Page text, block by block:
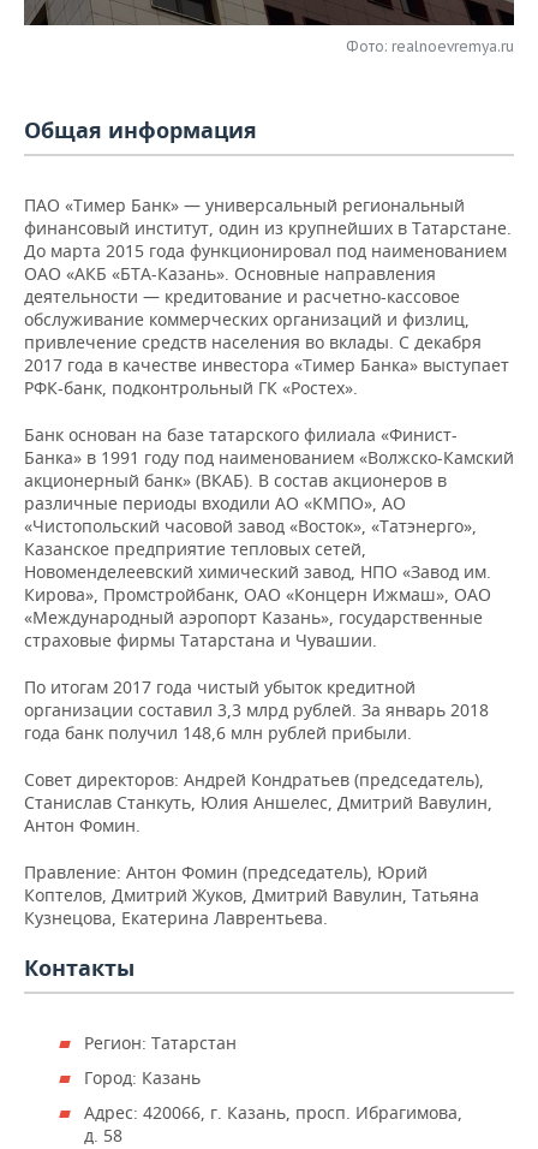
НЕФТЕХИМИЯ
ОПК
УСЛУГИ
МЕДИА
ТЕЛЕКОММУНИКАЦИИ
ВЫЕЗДНАЯ РЕДАКЦИЯ
БИЗНЕС-БРАНЧИ
ONLINE-КОНФЕРЕНЦИИ
ОТКРЫТАЯ ЛЕКЦИЯ
НОВОСТИ СПОРТА
ФУТБОЛ
ХОККЕЙ
БАСКЕТБОЛ
ВОЛЕЙБОЛ
КИБЕРСПОРТ
ФИГУРНОЕ КАТАНИЕ
ВОДНЫЕ ВИДЫ СПОРТА
ХОККЕЙ С МЯЧОМ
ОБЩЕСТВО
НОВОСТИ ОБЩЕСТВА
ВЛАСТЬ
ИНФРАСТРУКТУРА
ИСТОРИЯ
КУЛЬТУРА
МЕДИЦИНА
ОБРАЗОВАНИЕ
ПРОИСШЕСТВИЯ
ФОТОГАЛЕРЕЯ
СЮЖЕТЫ
СПРАВОЧНИК
СПИСОК ПЕРСОН
СПИСОК КОМПАНИЙ
ПОЛНАЯ ВЕРСИЯ
Фото: realnoevremya.ru
Общая информация
ПАО «Тимер Банк» — универсальный региональный
финансовый институт, один из крупнейших в Татарстане.
До марта 2015 года функционировал под наименованием
ОАО «АКБ «БТА-Казань». Основные направления
деятельности — кредитование и расчетно-кассовое
обслуживание коммерческих организаций и физлиц,
привлечение средств населения во вклады. С декабря
2017 года в качестве инвестора «Тимер Банка» выступает
РФК-банк, подконтрольный ГК «Ростех».
Банк основан на базе татарского филиала «Финист-
Банка» в 1991 году под наименованием «Волжско-Камский
акционерный банк» (ВКАБ). В состав акционеров в
различные периоды входили АО «КМПО», АО
«Чистопольский часовой завод «Восток», «Татэнерго»,
Казанское предприятие тепловых сетей,
Новоменделеевский химический завод, НПО «Завод им.
Кирова», Промстройбанк, ОАО «Концерн Ижмаш», ОАО
«Международный аэропорт Казань», государственные
страховые фирмы Татарстана и Чувашии.
По итогам 2017 года чистый убыток кредитной
организации составил 3,3 млрд рублей. За январь 2018
года банк получил 148,6 млн рублей прибыли.
Совет директоров: Андрей Кондратьев (председатель),
Станислав Станкуть, Юлия Аншелес, Дмитрий Вавулин,
Антон Фомин.
Правление: Антон Фомин (председатель), Юрий
Коптелов, Дмитрий Жуков, Дмитрий Вавулин, Татьяна
Кузнецова, Екатерина Лаврентьева.
Контакты
Регион: Татарстан
Город: Казань
Адрес: 420066, г. Казань, просп. Ибрагимова,
д. 58